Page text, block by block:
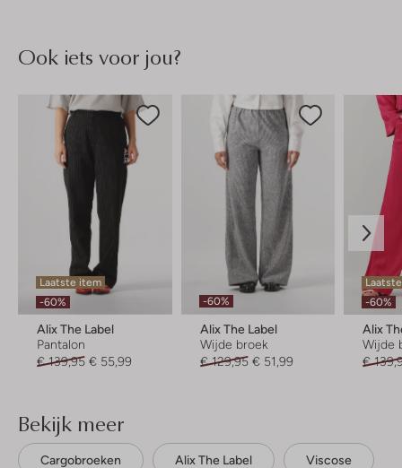
Ook iets voor jou?
Laatste item
-60%
Alix The Label
Pantalon
€ 139,95 € 55,99
-60%
Alix The Label
Wijde broek
€ 129,95 € 51,99
-60%
Alix
Wijde
€
Bekijk meer
Cargobroeken Alix The Label Viscose